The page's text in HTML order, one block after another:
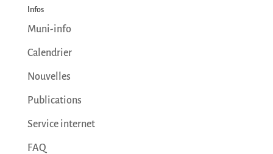
Infos
Muni-info
Calendrier
Nouvelles
Publications
Service internet
FAQ